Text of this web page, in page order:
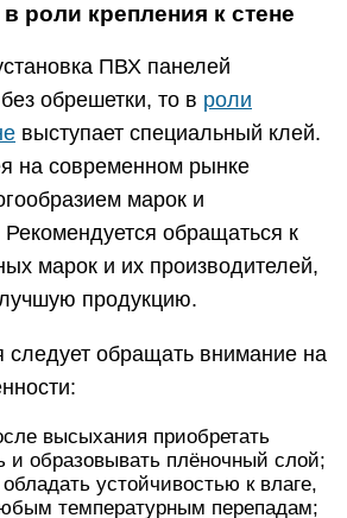
роли крепления к стене
ПВХ панелей
обрешетки, то в роли
выступает специальный клей.
на современном рынке
марок и
обращаться к
марок и их производителей,
продукцию.
следует обращать внимание на
высыхания приобретать
и образовывать плёночный слой;
устойчивостью к влаге,
температурным перепадам;